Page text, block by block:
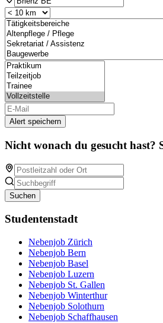
Alert speichern
Nicht wonach du gesucht hast?
Suchen
Studentenstadt
Nebenjob Zürich
Nebenjob Bern
Nebenjob Basel
Nebenjob Luzern
Nebenjob St. Gallen
Nebenjob Winterthur
Nebenjob Solothurn
Nebenjob Schaffhausen